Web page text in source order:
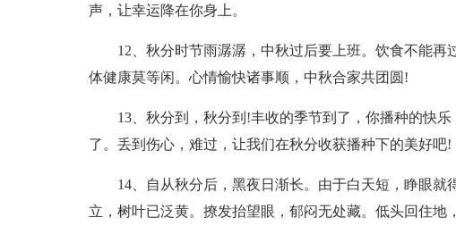
声，让幸运降在你身上。
12、秋分时节雨潺潺，中秋过后要上班。饮食不能
体健康莫等闲。心情愉快诸事顺，中秋合家共团圆!
13、秋分到，秋分到!丰收的季节到了，你播种的快
了。丢到伤心，难过，让我们在秋分收获播种下的美好吧!
14、自从秋分后，黑夜日渐长。由于白天短，睁眼
立，树叶已泛黄。撩发抬望眼，郁闷无处藏。低头回住地